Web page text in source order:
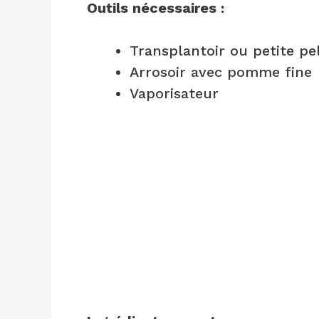
Outils nécessaires :
Transplantoir ou petite
Arrosoir avec pomme fine
Vaporisateur